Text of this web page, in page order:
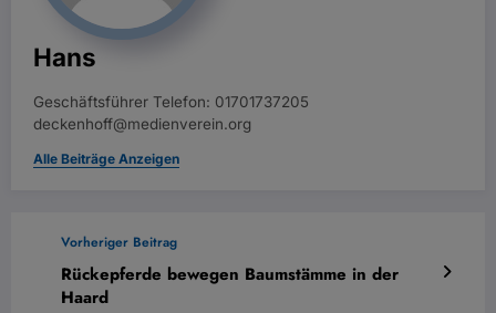
Hans
Geschäftsführer Telefon: 01701737205
deckenhoff@medienverein.org
Alle Beiträge Anzeigen
Vorheriger Beitrag
Rückepferde bewegen Baumstämme in der
Haard